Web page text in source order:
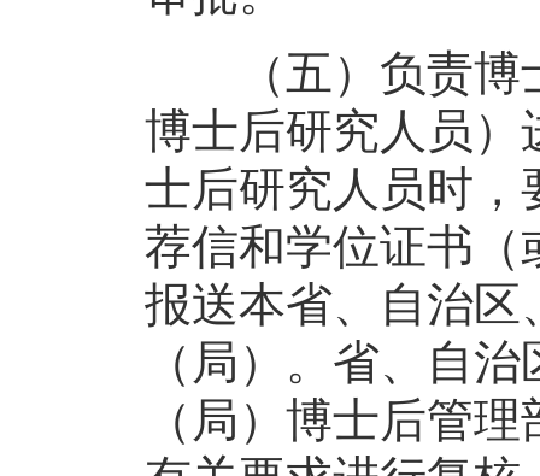
（五）负责博士
博士后研究人员）
士后研究人员时，
荐信和学位证书（
报送本省、自治区
（局）。省、自
（局）博士后管